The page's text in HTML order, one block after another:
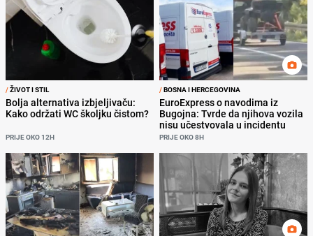
/ŽIVOT I STIL
Bolja alternativa izbjeljivaču:
Kako održati WC školjku čistom?
PRIJE OKO 12H
/BOSNA I HERCEGOVINA
EuroExpress o navodima iz
Bugojna: Tvrde da njihova vozila
nisu učestvovala u incidentu
PRIJE OKO 8H